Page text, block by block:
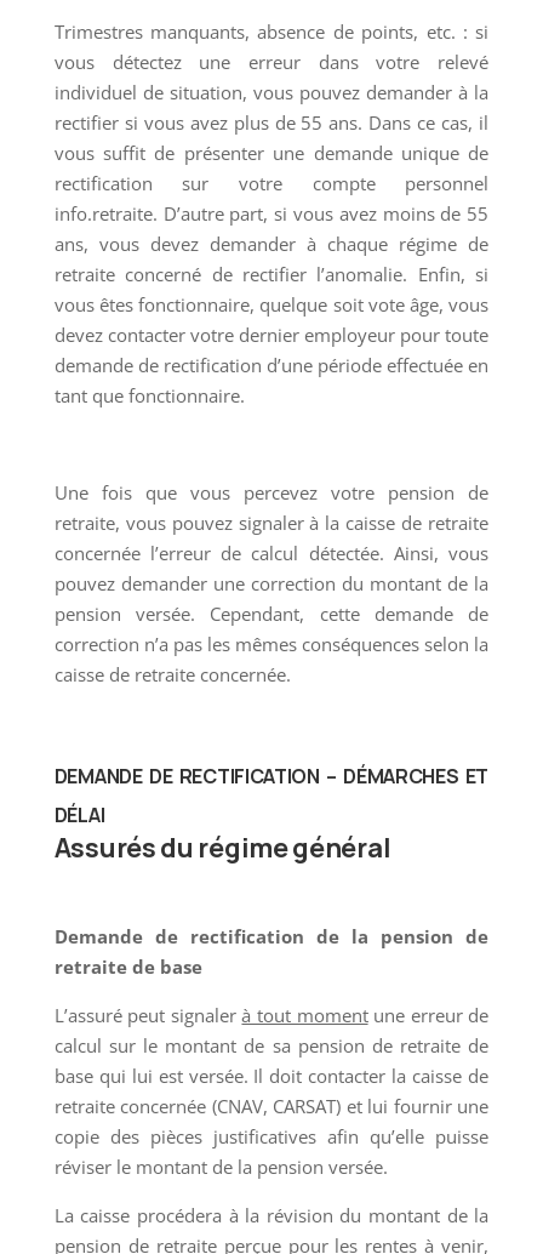
Trimestres manquants, absence de points, etc. : si
vous détectez une erreur dans votre relevé
individuel de situation, vous pouvez demander à la
rectifier si vous avez plus de 55 ans. Dans ce cas, il
vous suffit de présenter une demande unique de
rectification sur votre compte personnel
info.retraite. D’autre part, si vous avez moins de 55
ans, vous devez demander à chaque régime de
retraite concerné de rectifier l’anomalie. Enfin, si
vous êtes fonctionnaire, quelque soit vote âge, vous
devez contacter votre dernier employeur pour toute
demande de rectification d’une période effectuée en
tant que fonctionnaire.
Une fois que vous percevez votre pension de
retraite, vous pouvez signaler à la caisse de retraite
concernée l’erreur de calcul détectée. Ainsi, vous
pouvez demander une correction du montant de la
pension versée. Cependant, cette demande de
correction n’a pas les mêmes conséquences selon la
caisse de retraite concernée.
DEMANDE DE RECTIFICATION – DÉMARCHES ET
DÉLAI
Assurés du régime général
Demande de rectification de la pension de
retraite de base
L’assuré peut signalerà tout momentune erreur de
calcul sur le montant de sa pension de retraite de
base qui lui est versée. Il doit contacter la caisse de
retraite concernée (CNAV, CARSAT) et lui fournir une
copie des pièces justificatives afin qu’elle puisse
réviser le montant de la pension versée.
La caisse procédera à la révision du montant de la
pension de retraite perçue pour les rentes à venir,